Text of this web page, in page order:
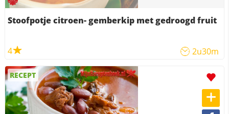
Stoofpotje citroen- gemberkip met gedroogd fruit
4 2u30m
RECEPT